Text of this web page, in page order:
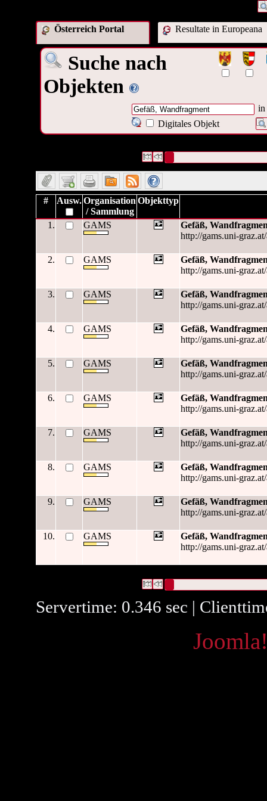
Österreich Portal Resultate in Europeana
Suche nach
Objekten
in
Digitales Objekt
# Ausw.Organisation
/ Sammlung
Objekttyp
1. GAMS
Gefäß,
http://gams.uni-
2. GAMS
Gefäß,
http://gams.uni-
3. GAMS
Gefäß,
http://gams.uni-
4. GAMS
Gefäß,
http://gams.uni-
5. GAMS
Gefäß,
http://gams.uni-
6. GAMS
Gefäß,
http://gams.uni-
7. GAMS
Gefäß,
http://gams.uni-
8. GAMS
Gefäß,
http://gams.uni-
9. GAMS
Gefäß,
http://gams.uni-
10. GAMS
Gefäß,
http://gams.uni-
Servertime: 0.346 sec |